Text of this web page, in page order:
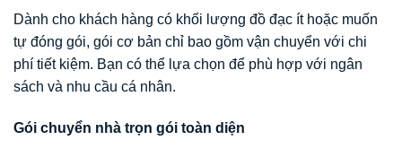
Dành cho khách hàng có khối lượng đồ đạc ít hoặc muốn
tự đóng gói, gói cơ bản chỉ bao gồm vận chuyển với chi
phí tiết kiệm. Bạn có thể lựa chọn để phù hợp với ngân
sách và nhu cầu cá nhân.
Gói chuyển nhà trọn gói toàn diện